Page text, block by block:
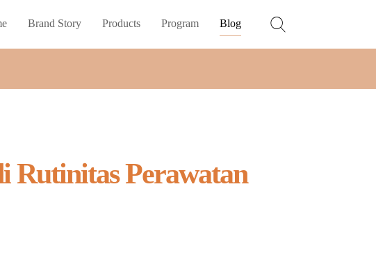
Brand Story Products Program Blog
Rutinitas Perawatan